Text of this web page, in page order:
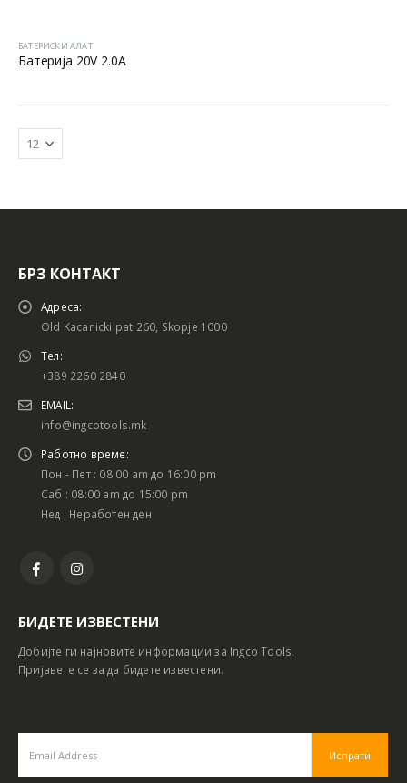
БАТЕРИСКИ АЛАТ
Батерија 20V 2.0A
БРЗ КОНТАКТ
Адреса:
Old Kacanicki pat 260, Skopje 1000
Тел:
+389 2260 2840
EMAIL:
info@ingcotools.mk
Работно време:
Пон - Пет : 08:00 am до 16:00 pm
Саб : 08:00 am до 15:00 pm
Нед : Неработен ден
БИДЕТЕ ИЗВЕСТЕНИ
Добијте ги најновите информации за Ingco Tools.
Пријавете се за да бидете известени.